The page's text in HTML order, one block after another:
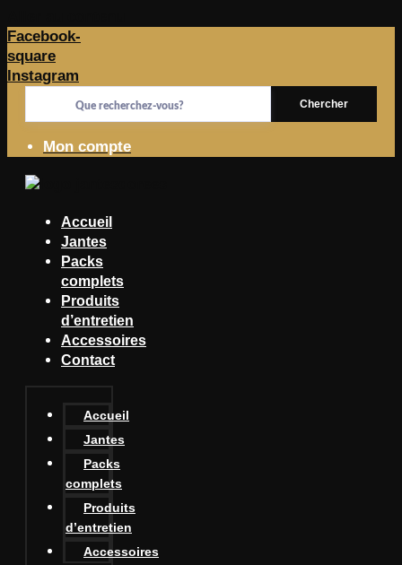
Facebook-
square
Instagram
Chercher
Mon compte
Accueil
Jantes
Packs
complets
Produits
d’entretien
Accessoires
Contact
Accueil
Jantes
Packs
complets
Produits
d’entretien
Accessoires